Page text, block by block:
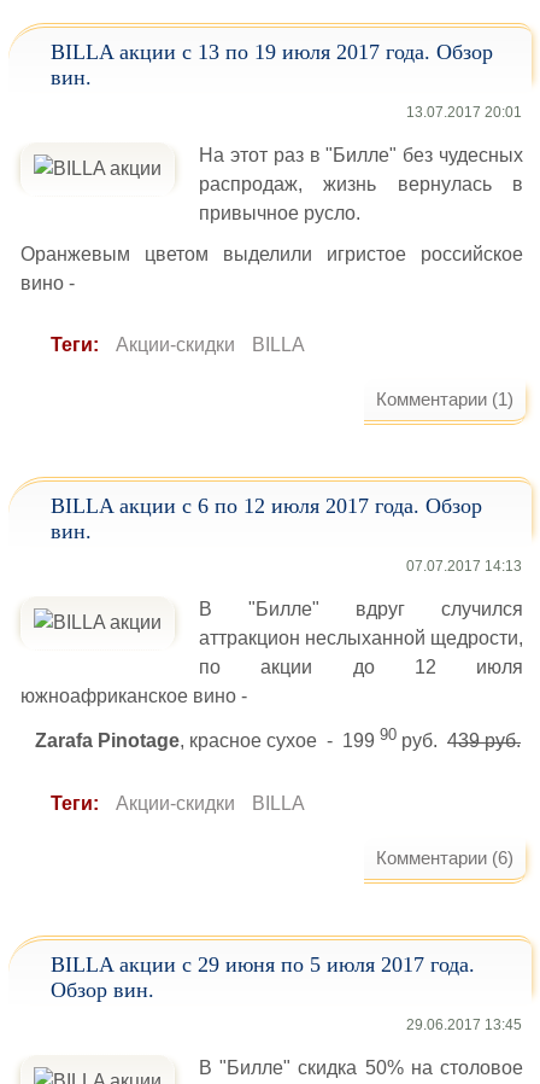
BILLA акции с 13 по 19 июля 2017 года. Обзор
вин.
13.07.2017 20:01
На этот раз в "Билле" без чудесных
распродаж, жизнь вернулась в
привычное русло.
Оранжевым цветом выделили игристое российское
вино -
Теги: Акции-скидки BILLA
Комментарии (1)
BILLA акции с 6 по 12 июля 2017 года. Обзор
вин.
07.07.2017 14:13
В "Билле" вдруг случился
аттракцион неслыханной щедрости,
по акции до 12 июля
южноафриканское вино -
Zarafa Pinotage, красное сухое - 199 90 руб. 439 руб.
Теги: Акции-скидки BILLA
Комментарии (6)
BILLA акции с 29 июня по 5 июля 2017 года.
Обзор вин.
29.06.2017 13:45
В "Билле" скидка 50% на столовое